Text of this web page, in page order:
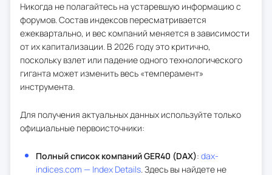
Никогда не полагайтесь на устаревшую информацию с
форумов. Состав индексов пересматривается
ежеквартально, и вес компаний меняется в зависимости
от их капитализации. В 2026 году это критично,
поскольку взлет или падение одного технологического
гиганта может изменить весь «темперамент»
инструмента.
Для получения актуальных данных используйте только
официальные первоисточники:
Полный список компаний GER40 (DAX): dax-
indices.com — Index Details. Здесь вы найдете не